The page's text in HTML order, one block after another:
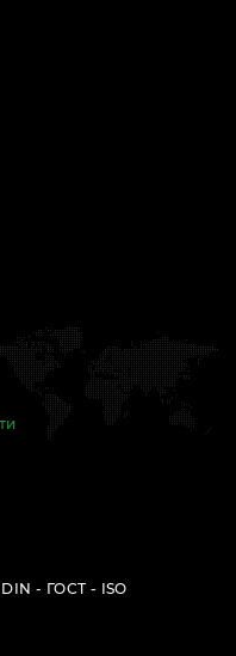
- ГОСТ - ISO